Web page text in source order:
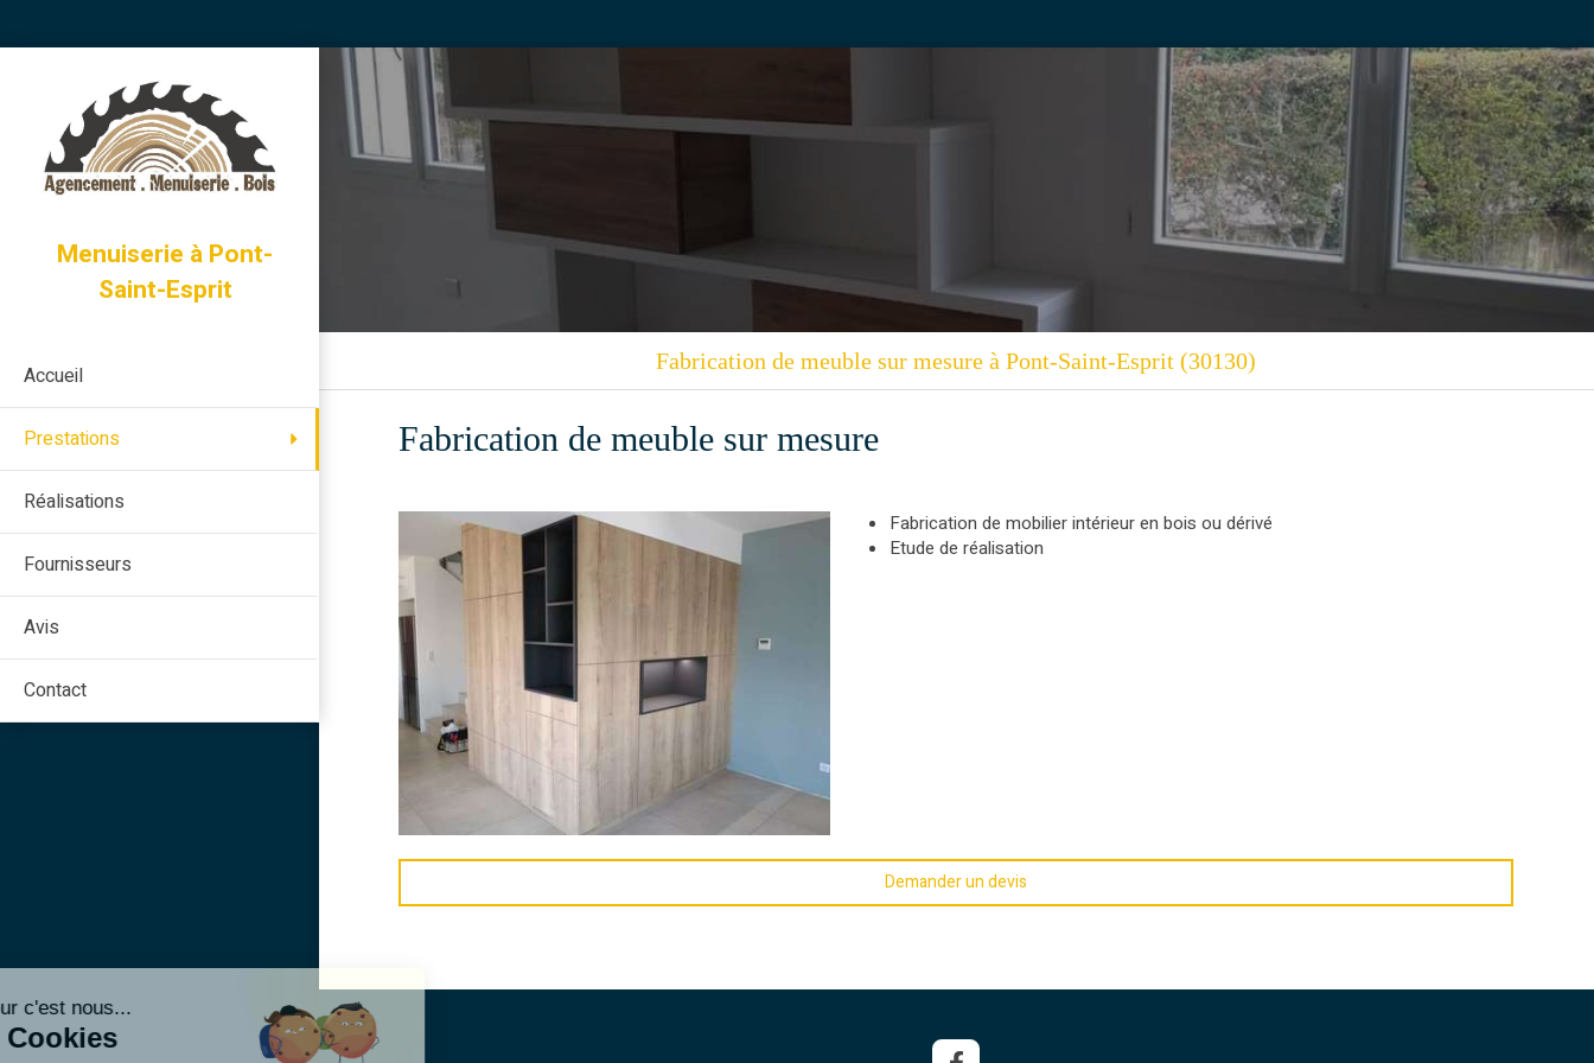
Menuiserie à Pont-
Saint-Esprit
Accueil
Prestations
Réalisations
Fournisseurs
Avis
Contact
Fabrication de meuble sur mesure à Pont-Saint-Esprit (30130)
Fabrication de meuble sur mesure
Fabrication de mobilier intérieur en bois ou dérivé
Etude de réalisation
Demander un devis
Bonjour c'est nous...
Les Cookies